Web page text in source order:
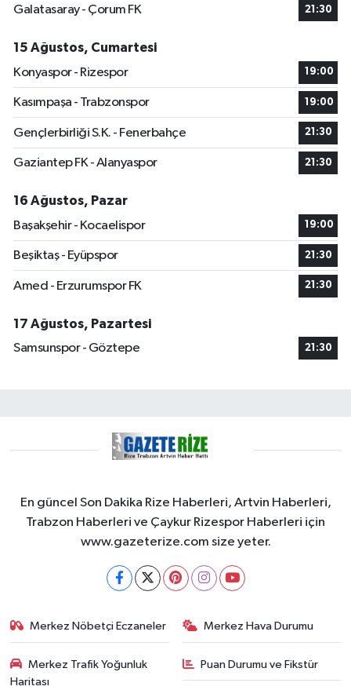
Galatasaray - Çorum FK
21:30
15 Ağustos, Cumartesi
Konyaspor - Rizespor
19:00
Kasımpaşa - Trabzonspor 19:00
Gençlerbirliği S.K. - Fenerbahçe 21:30
Gaziantep FK - Alanyaspor 21:30
16 Ağustos, Pazar
Başakşehir - Kocaelispor
19:00
Beşiktaş - Eyüpspor 21:30
Amed - Erzurumspor FK 21:30
17 Ağustos, Pazartesi
Samsunspor - Göztepe
21:30
En güncel Son Dakika Rize Haberleri, Artvin Haberleri,
Trabzon Haberleri ve Çaykur Rizespor Haberleri için
www.gazeterize.com size yeter.
Merkez Nöbetçi Eczaneler Merkez Hava Durumu
Merkez Trafik Yoğunluk
Haritası
Puan Durumu ve Fikstür